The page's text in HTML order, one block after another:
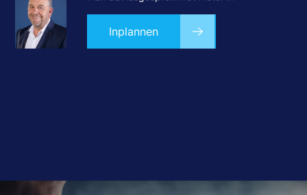
Inplannen